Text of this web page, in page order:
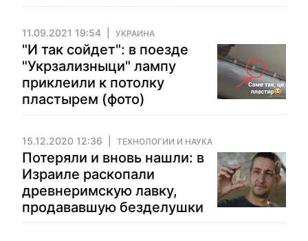
11.09.2021 19:54 УКРАИНА
"И так сойдет": в поезде
"Укрзализныци" лампу
приклеили к потолку
пластырем (фото)
15.12.2020 12:36 ТЕХНОЛОГИИ И НАУКА
Потеряли и вновь нашли: в
Израиле раскопали
древнеримскую лавку,
продававшую безделушки